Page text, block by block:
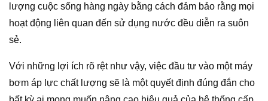
lượng cuộc sống hàng ngày bằng cách đảm bảo rằng mọi
hoạt động liên quan đến sử dụng nước đều diễn ra suôn
sẻ.
Với những lợi ích rõ rệt như vậy, việc đầu tư vào một máy
bơm áp lực chất lượng sẽ là một quyết định đúng đắn cho